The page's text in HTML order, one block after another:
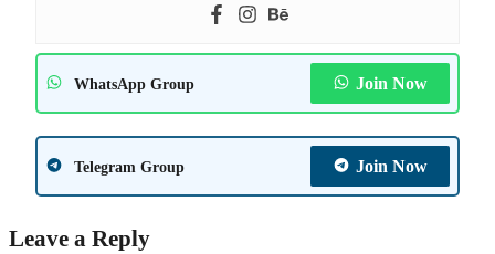
WhatsApp Group Join Now
Telegram Group Join Now
Leave a Reply